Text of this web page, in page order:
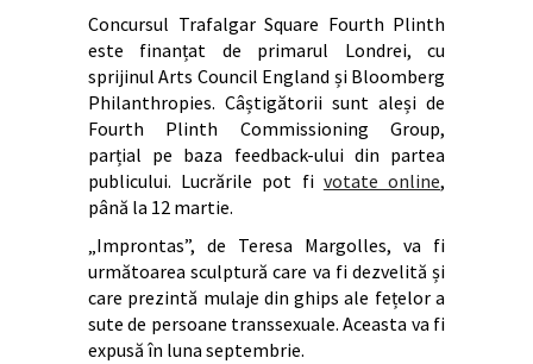
Concursul Trafalgar Square Fourth Plinth
este finanțat de primarul Londrei, cu
sprijinul Arts Council England și Bloomberg
Philanthropies. Câștigătorii sunt aleși de
Fourth Plinth Commissioning Group,
parțial pe baza feedback-ului din partea
publicului. Lucrările pot fi votate online,
până la 12 martie.
„Improntas”, de Teresa Margolles, va fi
următoarea sculptură care va fi dezvelită și
care prezintă mulaje din ghips ale fețelor a
sute de persoane transsexuale. Aceasta va fi
expusă în luna septembrie.